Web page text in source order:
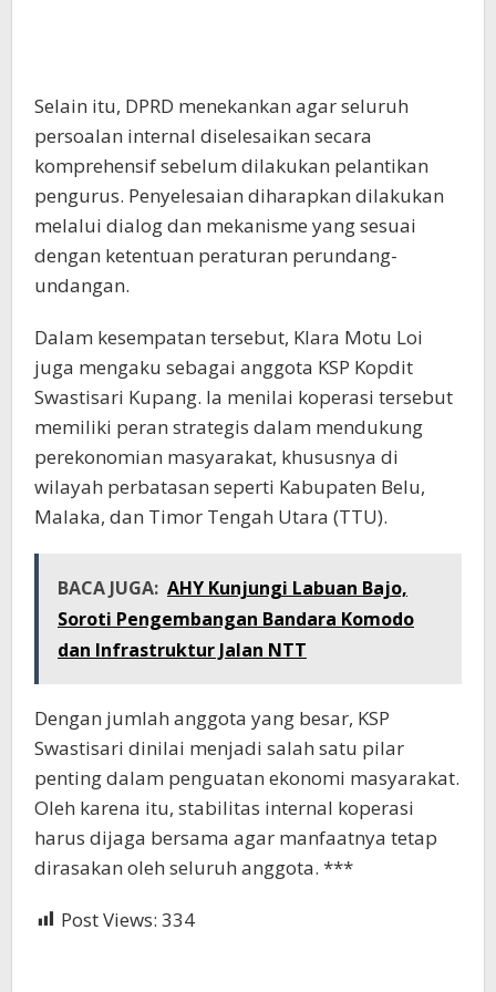
Selain itu, DPRD menekankan agar seluruh
persoalan internal diselesaikan secara
komprehensif sebelum dilakukan pelantikan
pengurus. Penyelesaian diharapkan dilakukan
melalui dialog dan mekanisme yang sesuai
dengan ketentuan peraturan perundang-
undangan.
Dalam kesempatan tersebut, Klara Motu Loi
juga mengaku sebagai anggota KSP Kopdit
Swastisari Kupang. Ia menilai koperasi tersebut
memiliki peran strategis dalam mendukung
perekonomian masyarakat, khususnya di
wilayah perbatasan seperti Kabupaten Belu,
Malaka, dan Timor Tengah Utara (TTU).
BACA JUGA: AHY Kunjungi Labuan Bajo,
Soroti Pengembangan Bandara Komodo
dan Infrastruktur Jalan NTT
Dengan jumlah anggota yang besar, KSP
Swastisari dinilai menjadi salah satu pilar
penting dalam penguatan ekonomi masyarakat.
Oleh karena itu, stabilitas internal koperasi
harus dijaga bersama agar manfaatnya tetap
dirasakan oleh seluruh anggota. ***
Post Views: 334